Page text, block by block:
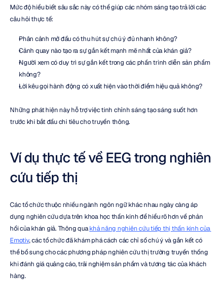
Mức độ hiểu biết sâu sắc này có thể giúp các nhóm sáng tạo trả lời các
câu hỏi thực tế:
Phân cảnh mở đầu có thu hút sự chú ý đủ nhanh không?
Cảnh quay nào tạo ra sự gắn kết mạnh mẽ nhất của khán giả?
Người xem có duy trì sự gắn kết trong các phần trình diễn sản phẩm
không?
Lời kêu gọi hành động có xuất hiện vào thời điểm hiệu quả không?
Những phát hiện này hỗ trợ việc tinh chỉnh sáng tạo sáng suốt hơn
trước khi bắt đầu chi tiêu cho truyền thông.
Ví dụ thực tế về EEG trong nghiên
cứu tiếp thị
Các tổ chức thuộc nhiều ngành ngôn ngữ khác nhau ngày càng áp
dụng nghiên cứu dựa trên khoa học thần kinh để hiểu rõ hơn về phản
hồi của khán giả. Thông qua khả năng nghiên cứu tiếp thị thần kinh của
Emotiv, các tổ chức đã khám phá cách các chỉ số chú ý và gắn kết có
thể bổ sung cho các phương pháp nghiên cứu thị trường truyền thống
khi đánh giá quảng cáo, trải nghiệm sản phẩm và tương tác của khách
hàng.